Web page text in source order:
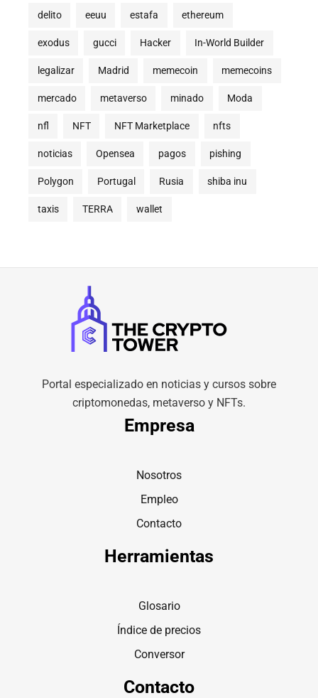
delito eeuu estafa ethereum
exodus gucci Hacker In-World Builder
legalizar Madrid memecoin memecoins
mercado metaverso minado Moda
nfl NFT NFT Marketplace nfts
noticias Opensea pagos pishing
Polygon Portugal Rusia shiba inu
taxis TERRA wallet
Portal especializado en noticias y cursos sobre
criptomonedas, metaverso y NFTs.
Empresa
Nosotros
Empleo
Contacto
Herramientas
Glosario
Índice de precios
Conversor
Contacto